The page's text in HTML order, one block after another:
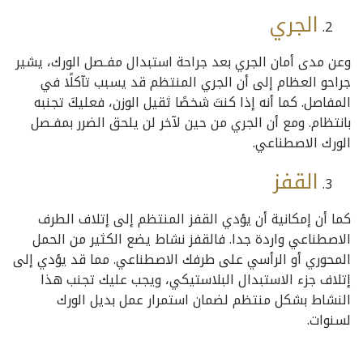
الجري
وعن مدى أمان الجري بعد جراحة استبدال مفـصل الورك، يشير
جراحو العظام إلى أن الجري المنتظم قد يسبب تآكلًا في
المفاصل. كما أنه إذا كنتَ شخصًا ثقيل الوزن، فعليكَ تجنبه
بانتظام. ومع أن الجري من حين لآخر لن يلحق الضرر بمفـصل
الورك الاصطناعي.
القفز
كما أن إمكانية أن يؤدي القفز المنتظم إلى إتلاف الطرف
الاصطناعي واردة جدا. فالقفز نشاط يضع الكثير من الحمل
المحوري أو الرأسي على طرفك الاصطناعي. مما قد يؤدي إلى
إتلاف جزء الاستبدال البلاستيكي، ويجب عليك تجنب هذا
النشاط بشكل منتظم لضمان استمرار عمل بديل الورك
لسنوات.